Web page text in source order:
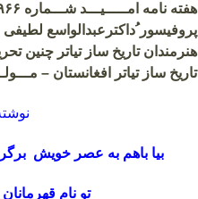
پروفیسور ُداکترعبدالواسع
هنرمندان تاریخ ساز تیاتر چنین
تاریخ ساز تیاتر افغانستان –
بیا باهم به عصر خویش
تو نام